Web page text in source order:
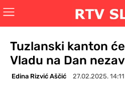
Tuzlanski kanton
Vladu na Dan
Edina Rizvić Aščić 27.02.2025. 14:11